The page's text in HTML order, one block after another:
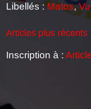
Libellés :Matos,
Articles plus récents
Inscription à :